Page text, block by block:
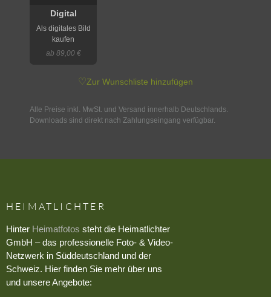
Digital
Als digitales Bild
kaufen
ab 89,00 €
♡Zur Wunschliste hinzufügen
Alle Preise inkl. MwSt. und Versand innerhalb Deutschlands.
Downloads sind direkt nach Zahlungseingang verfügbar.
HEIMATLICHTER
Hinter Heimatfotos steht die Heimatlichter
GmbH – das professionelle Foto- & Video-
Netzwerk in Süddeutschland und der
Schweiz. Hier finden Sie mehr über uns
und unsere Angebote: